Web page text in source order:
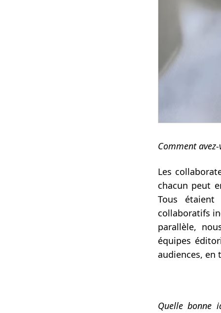
Comment
Les
chacun peut
Tous
collaboratifs
parallèle,
équipes
audiences, en
Quelle bonne